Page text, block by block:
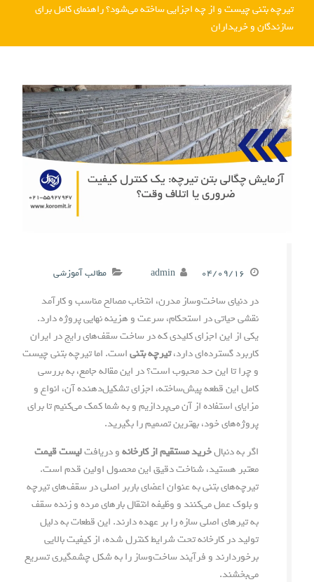
تیرچه بتنی چیست و از چه اجزایی ساخته می‌شود؟ راهنمای کامل برای
سازندگان و خریداران
۰۴/۰۹/۱۶ admin مطالب آموزشی
در دنیای ساخت‌وساز مدرن، انتخاب مصالح مناسب و کارآمد
نقشی حیاتی در استحکام، سرعت و هزینه نهایی پروژه دارد.
یکی از این اجزای کلیدی که در ساخت سقف‌های رایج در ایران
کاربرد گسترده‌ای دارد،تیرچه بتنیاست. اما تیرچه بتنی چیست
و چرا تا این حد محبوب است؟ در این مقاله جامع، به بررسی
کامل این قطعه پیش‌ساخته، اجزای تشکیل‌دهنده آن، انواع و
مزایای استفاده از آن می‌پردازیم و به شما کمک می‌کنیم تا برای
پروژه‌های خود، بهترین تصمیم را بگیرید.
اگر به دنبالخرید مستقیم از کارخانهو دریافتلیست قیمت
معتبر هستید، شناخت دقیق این محصول اولین قدم است.
تیرچه‌های بتنی به عنوان اعضای باربر اصلی در سقف‌های تیرچه
و بلوک عمل می‌کنند و وظیفه انتقال بارهای مرده و زنده سقف
به تیرهای اصلی سازه را بر عهده دارند. این قطعات به دلیل
تولید در کارخانه تحت شرایط کنترل شده، از کیفیت بالایی
برخوردارند و فرآیند ساخت‌وساز را به شکل چشمگیری تسریع
می‌بخشند.